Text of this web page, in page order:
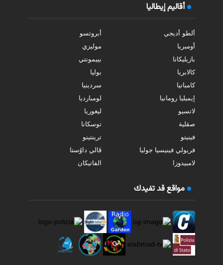
أقاليم إيطاليا
ألطو أديجي
أبروتسو
أومبريا
موليزي
بازيليكاتا
بييمونتي
كالابريا
بوليا
كامبانيا
سردينيا
إيميليا رومانيا
لومبارديا
لاتسيو
ليغوريا
صقلية
توسكانا
فينيتو
ترينتينو
فريولي فينيسيا جوليا
ڤالي داوُستا
لامبيدوزا
الفاتيكان
مواقع قد تفيدك